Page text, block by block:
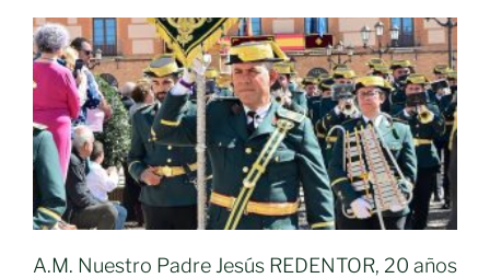
A.M. Nuestro Padre Jesús REDENTOR, 20 años